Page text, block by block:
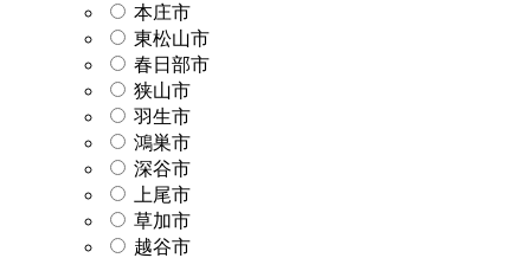
本庄市
東松山市
春日部市
狭山市
羽生市
鴻巣市
深谷市
上尾市
草加市
越谷市